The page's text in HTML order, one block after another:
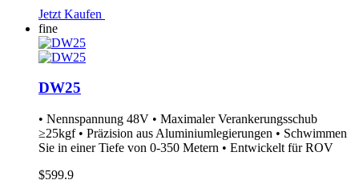
Jetzt Kaufen
fine
DW25
• Nennspannung 48V • Maximaler Verankerungsschub
≥25kgf • Präzision aus Aluminiumlegierungen • Schwimmen
Sie in einer Tiefe von 0-350 Metern • Entwickelt für ROV
$599.9